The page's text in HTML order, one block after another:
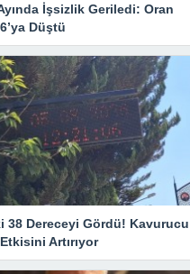
İşsizlik Geriledi: Oran
Düştü
38 Dereceyi Gördü! Kavurucu
Artırıyor